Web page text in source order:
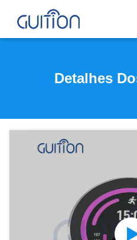
Detalhes